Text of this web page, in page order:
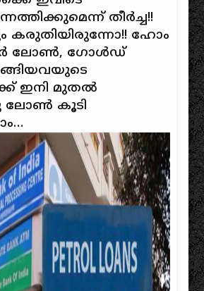
തീർച്ച!!
കരുതിയിരുന്നോ!! ഹോം
ലോൺ, ഗോൾഡ്
ഇനി മുതൽ
കൂടി